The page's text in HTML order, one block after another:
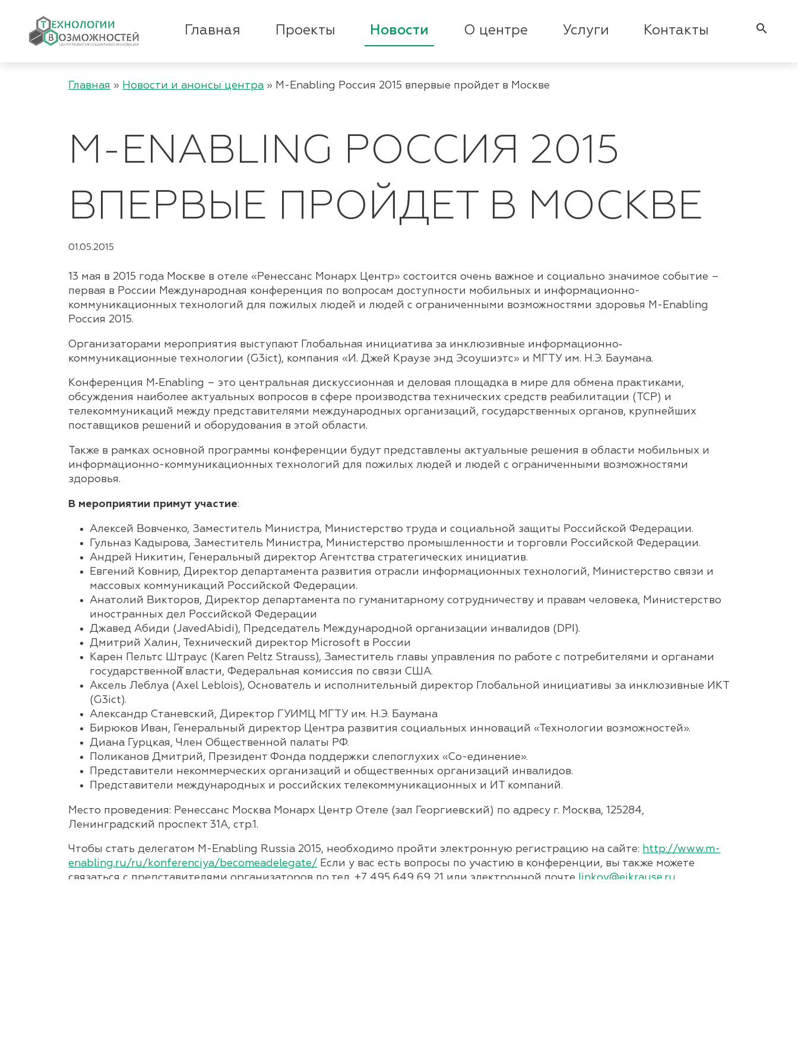
Главная Проекты Новости О центре Услуги Контакты search
Главная » Новости и анонсы центра » M-Enabling Россия 2015 впервые пройдет в Москве
M-ENABLING РОССИЯ 2015
ВПЕРВЫЕ ПРОЙДЕТ В МОСКВЕ
01.05.2015
13 мая в 2015 года Москве в отеле «Ренессанс Монарх Центр» состоится очень важное и социально значимое событие –
первая в России Международная конференция по вопросам доступности мобильных и информационно-
коммуникационных технологий для пожилых людей и людей с ограниченными возможностями здоровья M-Enabling
Россия 2015.
Организаторами мероприятия выступают Глобальная инициатива за инклюзивные информационно‐
коммуникационные технологии (G3ict), компания «И. Джей Краузе энд Эсоушиэтс» и МГТУ им. Н.Э. Баумана.
Конференция M‐Enabling – это центральная дискуссионная и деловая площадка в мире для обмена практиками,
обсуждения наиболее актуальных вопросов в сфере производства технических средств реабилитации (ТСР) и
телекоммуникаций между представителями международных организаций, государственных органов, крупнейших
поставщиков решений и оборудования в этой области.
Также в рамках основной программы конференции будут представлены актуальные решения в области мобильных и
информационно-коммуникационных технологий для пожилых людей и людей с ограниченными возможностями
здоровья.
В мероприятии примут участие:
Алексей Вовченко, Заместитель Министра, Министерство труда и социальной защиты Российской Федерации.
Гульназ Кадырова, Заместитель Министра, Министерство промышленности и торговли Российской Федерации.
Андрей Никитин, Генеральный директор Агентства стратегических инициатив.
Евгений Ковнир, Директор департамента развития отрасли информационных технологий, Министерство связи и
массовых коммуникаций Российской Федерации.
Анатолий Викторов, Директор департамента по гуманитарному сотрудничеству и правам человека, Министерство
иностранных дел Российской Федерации
Джавед Абиди (JavedAbidi), Председатель Международной организации инвалидов (DPI).
Дмитрий Халин, Технический директор Microsoft в России
Карен Пельтс Штраус (Karen Peltz Strauss), Заместитель главы управления по работе с потребителями и органами
государственной̆ власти, Федеральная комиссия по связи США.
Аксель Леблуа (Axel Leblois), Основатель и исполнительный директор Глобальной инициативы за инклюзивные ИКТ
(G3ict).
Александр Станевский, Директор ГУИМЦ МГТУ им. Н.Э. Баумана
Бирюков Иван, Генеральный директор Центра развития социальных инноваций «Технологии возможностей».
Диана Гурцкая, Член Общественной палаты РФ.
Поликанов Дмитрий, Президент Фонда поддержки слепоглухих «Со-единение».
Представители некоммерческих организаций и общественных организаций инвалидов.
Представители международных и российских телекоммуникационных и ИТ компаний.
Место проведения: Ренессанс Москва Монарх Центр Отеле (зал Георгиевский) по адресу г. Москва, 125284,
Ленинградский проспект 31А, стр.1.
Чтобы стать делегатом M-Enabling Russia 2015, необходимо пройти электронную регистрацию на сайте: http://www.m-
enabling.ru/ru/konferenciya/becomeadelegate/ Если у вас есть вопросы по участию в конференции, вы также можете
связаться с представителями организаторов по тел. +7 495 649 69 21 или электронной почте linkov@ejkrause.ru